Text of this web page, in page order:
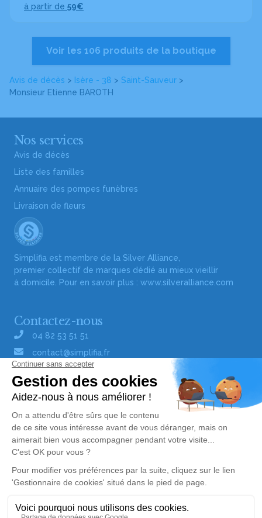
Avis de décès > Isère - 38 > Saint-Sauveur >
Monsieur Etienne BAROTH
à partir de 59€
Voir les 106 produits de la boutique
Nos services
Avis de décès
Liste des familles
Annuaire des pompes funèbres
Livraison de fleurs
Simplifia est membre de la Silver Alliance,
premier collectif de marques dédié au mieux vieillir
à domicile. Pour en savoir plus : www.silveralliance.com
Contactez-nous
04 82 53 51 51
contact@simplifia.fr
Réseaux sociaux
Liens utiles
Publier un avis de décès
Signaler un abus/une erreur
Consultez nos offres d'emploi